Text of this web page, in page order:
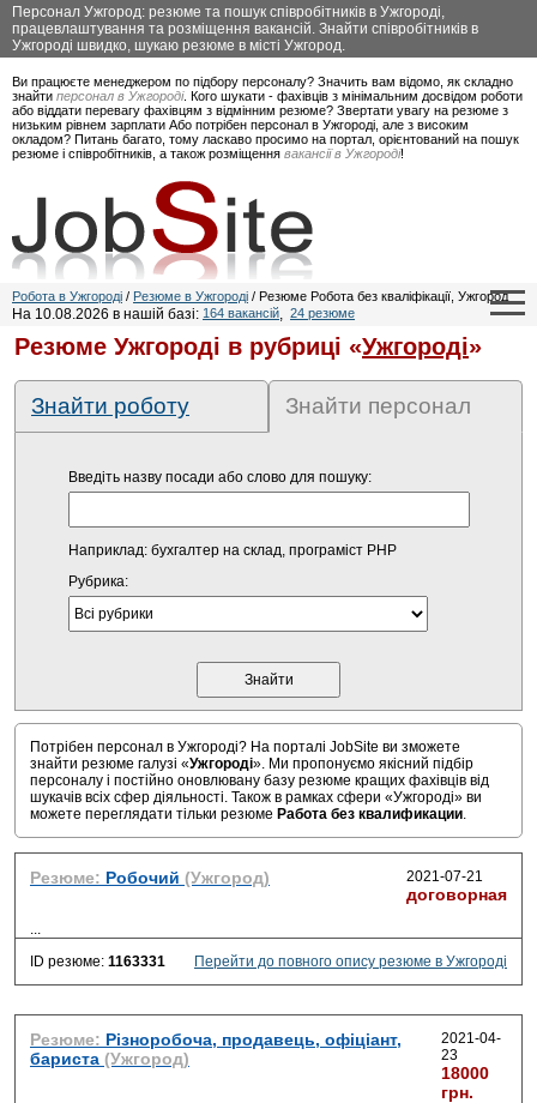
Персонал Ужгород: резюме та пошук співробітників в Ужгороді,
працевлаштування та розміщення вакансій. Знайти співробітників в
Ужгороді швидко, шукаю резюме в місті Ужгород.
Ви працюєте менеджером по підбору персоналу? Значить вам відомо, як складно
знайти персонал в Ужгороді. Кого шукати - фахівців з мінімальним досвідом роботи
або віддати перевагу фахівцям з відмінним резюме? Звертати увагу на резюме з
низьким рівнем зарплати Або потрібен персонал в Ужгороді, але з високим
окладом? Питань багато, тому ласкаво просимо на портал, орієнтований на пошук
резюме і співробітників, а також розміщення вакансії в Ужгороді!
Робота в Ужгороді / Резюме в Ужгороді / Резюме Робота без кваліфікації, Ужгород
На 10.08.2026 в нашій базі: 164 вакансій, 24 резюме
Резюме Ужгороді в рубриці «Ужгороді»
Знайти роботу Знайти персонал
Введіть назву посади або слово для пошуку:
Наприклад: бухгалтер на склад, програміст PHP
Рубрика:
Потрібен персонал в Ужгороді? На порталі JobSite ви зможете
знайти резюме галузі «Ужгороді». Ми пропонуємо якісний підбір
персоналу і постійно оновлювану базу резюме кращих фахівців від
шукачів всіх сфер діяльності. Також в рамках сфери «Ужгороді» ви
можете переглядати тільки резюме Работа без квалификации.
Резюме: Робочий (Ужгород) 2021-07-21
договорная
...
ID резюме: 1163331 Перейти до повного опису резюме в Ужгороді
Резюме: Різноробоча, продавець, офіціант,
бариста (Ужгород)
2021-04-
23
18000
грн.